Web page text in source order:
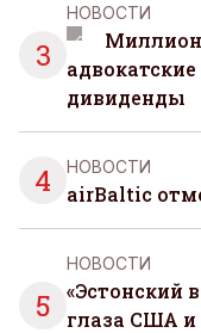
3
НОВОСТИ
дивиденды
4 НОВОСТИ
airBaltic
5
НОВОСТИ
«Эстонский
глаза США и